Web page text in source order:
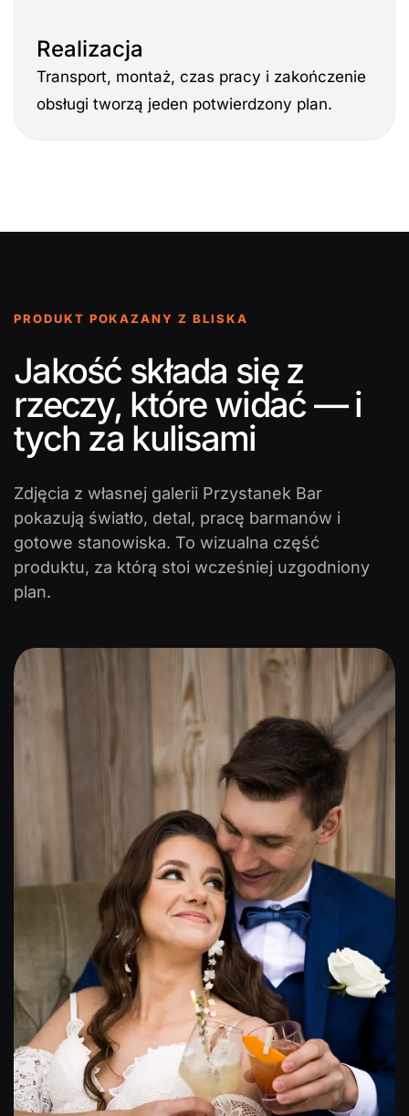
Realizacja
Transport, montaż, czas pracy i zakończenie
obsługi tworzą jeden potwierdzony plan.
PRODUKT POKAZANY Z BLISKA
Jakość składa się z
rzeczy, które widać — i
tych za kulisami
Zdjęcia z własnej galerii Przystanek Bar
pokazują światło, detal, pracę barmanów i
gotowe stanowiska. To wizualna część
produktu, za którą stoi wcześniej uzgodniony
plan.